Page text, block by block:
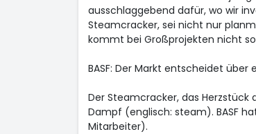
ausschlaggebend dafür, wo wir
Steamcracker, sei nicht nur
kommt bei Großprojekten nicht
BASF: Der Markt entscheidet über
Der Steamcracker, das Herzstück
Dampf (englisch: steam). BASF
Mitarbeiter).